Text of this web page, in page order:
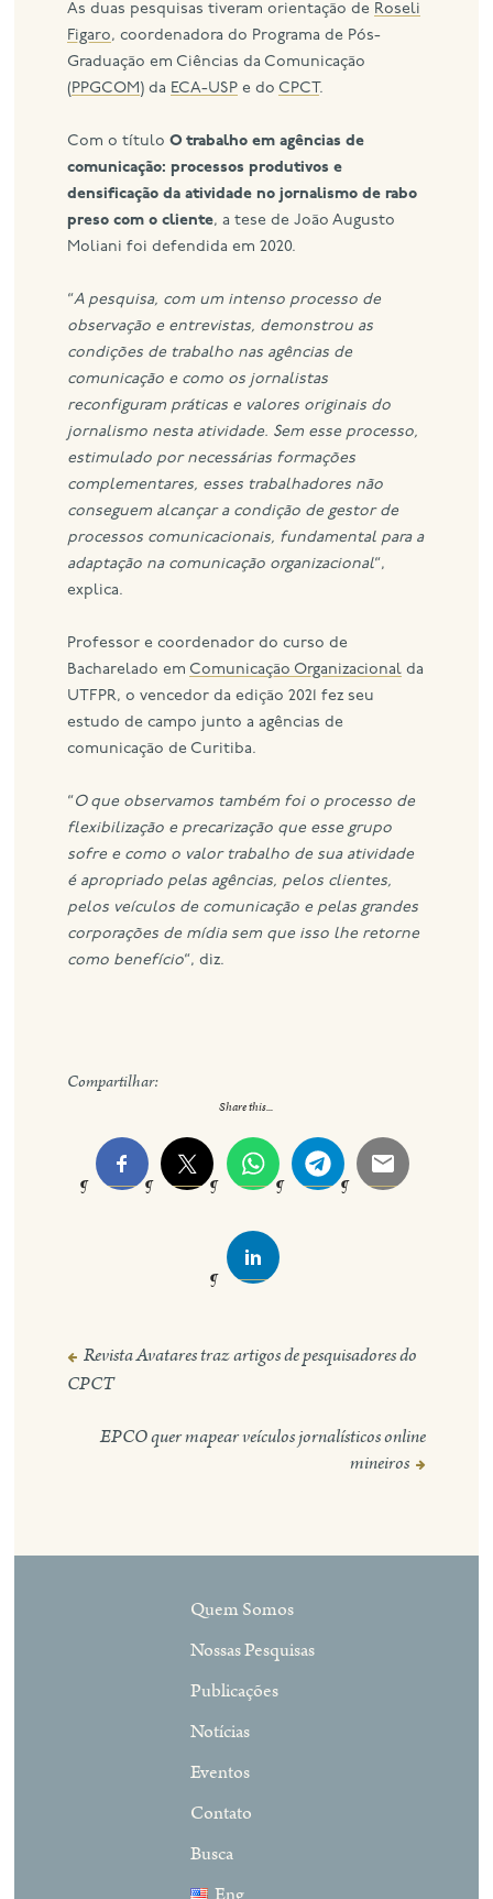
As duas pesquisas tiveram orientação de Roseli
Figaro, coordenadora do Programa de Pós-
Graduação em Ciências da Comunicação
(PPGCOM) da ECA-USP e do CPCT .
Com o títuloO trabalho em agências de
comunicação: processos produtivos e
densificação da atividade no jornalismo de rabo
preso com o cliente, a tese de João Augusto
Moliani foi defendida em 2020.
“A pesquisa, com um intenso processo de
observação e entrevistas, demonstrou as
condições de trabalho nas agências de
comunicação e como os jornalistas
reconfiguram práticas e valores originais do
jornalismo nesta atividade. Sem esse processo,
estimulado por necessárias formações
complementares, esses trabalhadores não
conseguem alcançar a condição de gestor de
processos comunicacionais, fundamental para a
adaptação na comunicação organizacional“,
explica.
Professor e coordenador do curso de
Bacharelado em Comunicação Organizacional da
UTFPR, o vencedor da edição 2021 fez seu
estudo de campo junto a agências de
comunicação de Curitiba.
“ O que observamos também foi o processo de
flexibilização e precarização que esse grupo
sofre e como o valor trabalho de sua atividade
é apropriado pelas agências, pelos clientes,
pelos veículos de comunicação e pelas grandes
corporações de mídia sem que isso lhe retorne
como benefício“, diz.
Compartilhar:
Share this...
Navegação
Post
Revista Avatares traz artigos de pesquisadores do
CPCT
EPCO quer mapear veículos jornalísticos online
mineiros
Quem Somos
Nossas Pesquisas
Publicações
Notícias
Eventos
Contato
Busca